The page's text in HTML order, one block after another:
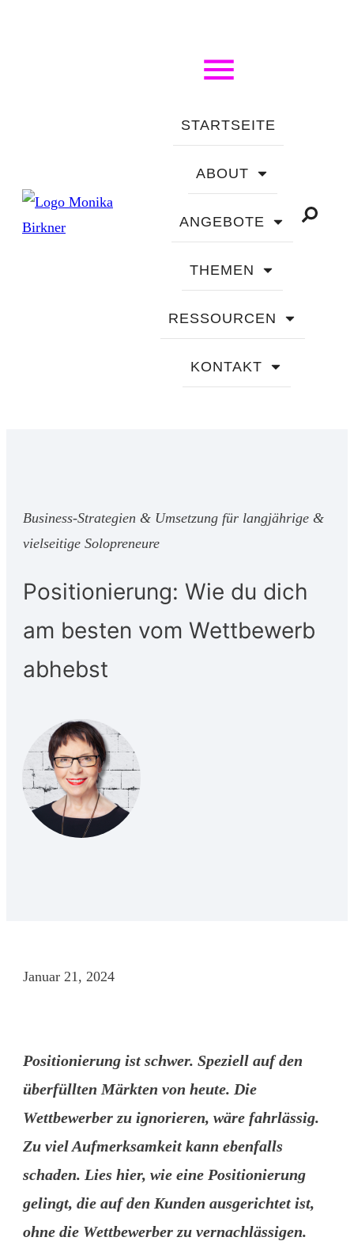
STARTSEITE
ABOUT
ANGEBOTE
THEMEN
RESSOURCEN
KONTAKT
Business-Strategien & Umsetzung für langjährige &
vielseitige Solopreneure
Positionierung: Wie du dich
am besten vom Wettbewerb
abhebst
Januar 21, 2024
Positionierung ist schwer. Speziell auf den
überfüllten Märkten von heute. Die
Wettbewerber zu ignorieren, wäre fahrlässig.
Zu viel Aufmerksamkeit kann ebenfalls
schaden. Lies hier, wie eine Positionierung
gelingt, die auf den Kunden ausgerichtet ist,
ohne die Wettbewerber zu vernachlässigen.